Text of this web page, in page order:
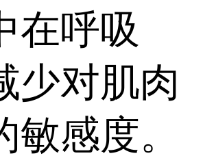
在呼吸
少对肌肉
敏感度。